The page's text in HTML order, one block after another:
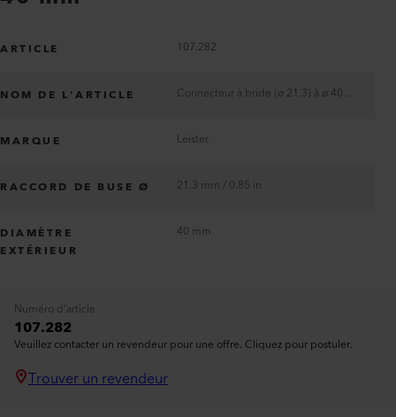
ARTICLE 107.282
NOM DE L’ARTICLE
MARQUE Leister
RACCORD DE BUSE Ø 21.3 mm / 0.85 in
DIAMÈTRE
EXTÉRIEUR
40 mm
Numéro d'article
107.282
Veuillez contacter un revendeur pour une offre. Cliquez pour postuler.
Trouver un revendeur